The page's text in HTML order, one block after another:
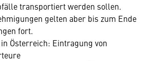
transportiert werden sollen.
gelten aber bis zum Ende
fort.
Österreich: Eintragung von